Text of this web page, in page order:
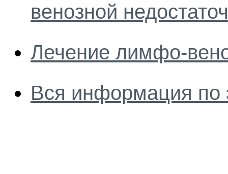
венозной
Лечение лимфо-
Вся информация по